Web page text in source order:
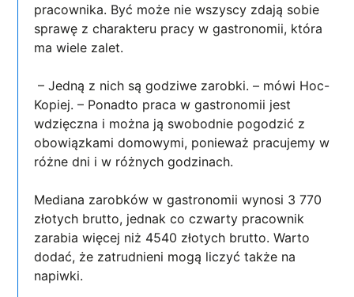
pracownika. Być może nie wszyscy zdają sobie
sprawę z charakteru pracy w gastronomii, która
ma wiele zalet.
– Jedną z nich są godziwe zarobki. – mówi Hoc-
Kopiej. – Ponadto praca w gastronomii jest
wdzięczna i można ją swobodnie pogodzić z
obowiązkami domowymi, ponieważ pracujemy w
różne dni i w różnych godzinach.
Mediana zarobków w gastronomii wynosi 3 770
złotych brutto, jednak co czwarty pracownik
zarabia więcej niż 4540 złotych brutto. Warto
dodać, że zatrudnieni mogą liczyć także na
napiwki.